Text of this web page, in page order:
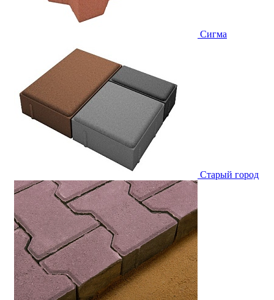
Сигма
Старый город